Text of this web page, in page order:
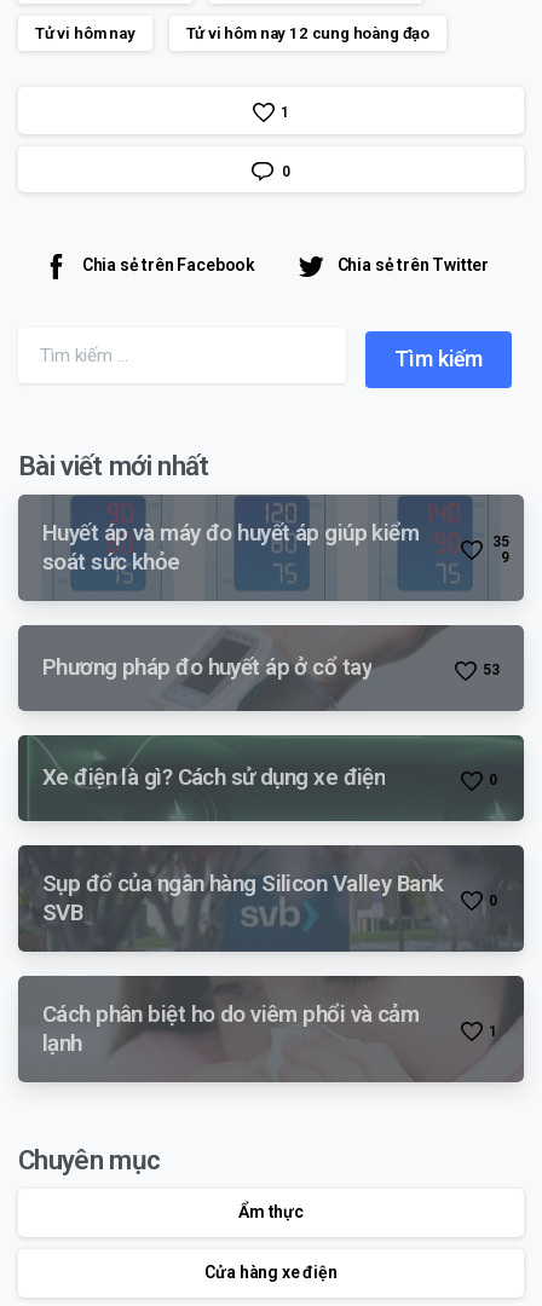
Tử vi hôm nay Tử vi hôm nay 12 cung hoàng đạo
1
0
Chia sẻ trên Facebook Chia sẻ trên Twitter
Search for:
Bài viết mới nhất
Huyết áp và máy đo huyết áp giúp kiểm
soát sức khỏe
35
9
Phương pháp đo huyết áp ở cổ tay 53
Xe điện là gì? Cách sử dụng xe điện 0
Sụp đổ của ngân hàng Silicon Valley Bank
SVB
0
Cách phân biệt ho do viêm phổi và cảm
lạnh
1
Chuyên mục
Ẩm thực
Cửa hàng xe điện